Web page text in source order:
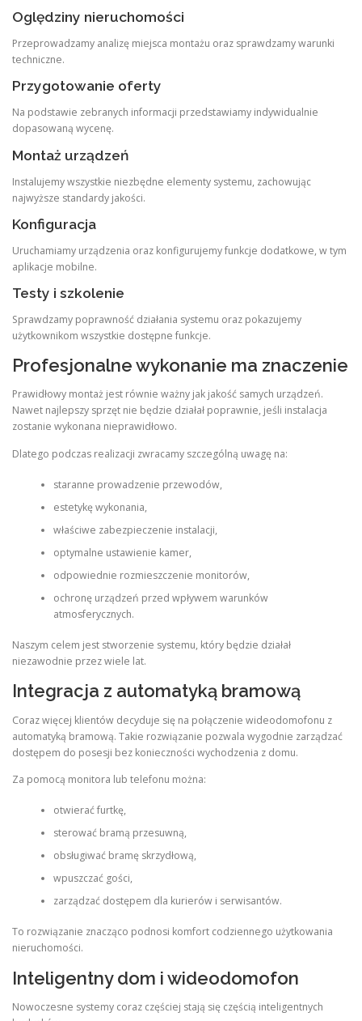
Oględziny nieruchomości
Przeprowadzamy analizę miejsca montażu oraz sprawdzamy warunki
techniczne.
Przygotowanie oferty
Na podstawie zebranych informacji przedstawiamy indywidualnie
dopasowaną wycenę.
Montaż urządzeń
Instalujemy wszystkie niezbędne elementy systemu, zachowując
najwyższe standardy jakości.
Konfiguracja
Uruchamiamy urządzenia oraz konfigurujemy funkcje dodatkowe, w tym
aplikacje mobilne.
Testy i szkolenie
Sprawdzamy poprawność działania systemu oraz pokazujemy
użytkownikom wszystkie dostępne funkcje.
Profesjonalne wykonanie ma znaczenie
Prawidłowy montaż jest równie ważny jak jakość samych urządzeń.
Nawet najlepszy sprzęt nie będzie działał poprawnie, jeśli instalacja
zostanie wykonana nieprawidłowo.
Dlatego podczas realizacji zwracamy szczególną uwagę na:
staranne prowadzenie przewodów,
estetykę wykonania,
właściwe zabezpieczenie instalacji,
optymalne ustawienie kamer,
odpowiednie rozmieszczenie monitorów,
ochronę urządzeń przed wpływem warunków
atmosferycznych.
Naszym celem jest stworzenie systemu, który będzie działał
niezawodnie przez wiele lat.
Integracja z automatyką bramową
Coraz więcej klientów decyduje się na połączenie wideodomofonu z
automatyką bramową. Takie rozwiązanie pozwala wygodnie zarządzać
dostępem do posesji bez konieczności wychodzenia z domu.
Za pomocą monitora lub telefonu można:
otwierać furtkę,
sterować bramą przesuwną,
obsługiwać bramę skrzydłową,
wpuszczać gości,
zarządzać dostępem dla kurierów i serwisantów.
To rozwiązanie znacząco podnosi komfort codziennego użytkowania
nieruchomości.
Inteligentny dom i wideodomofon
Nowoczesne systemy coraz częściej stają się częścią inteligentnych